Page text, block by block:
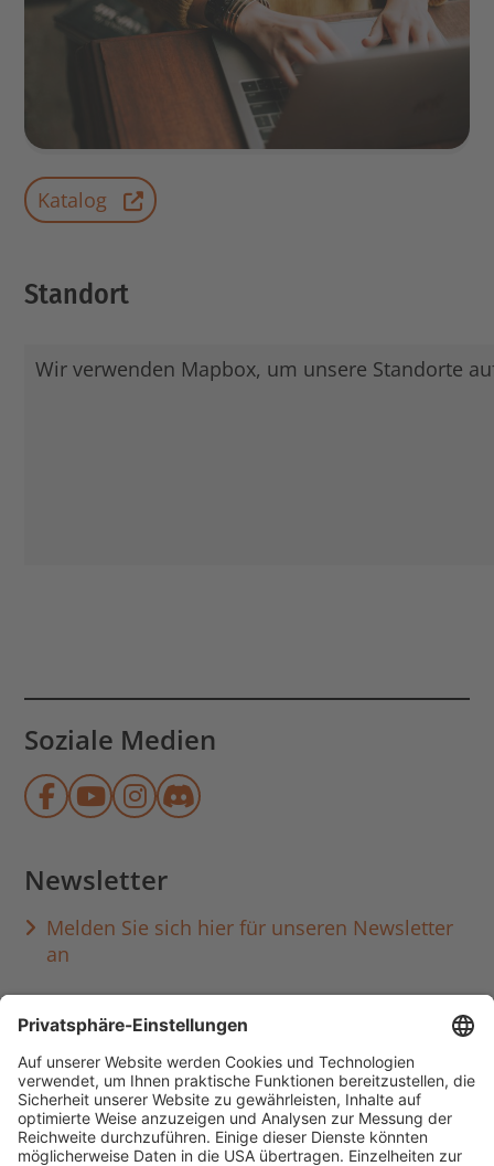
Katalog
Standort
Wir verwenden Mapbox, um unsere Standorte
Soziale Medien
Münchner Stadtbibliothek auf
Münchner Stadtbibliothek auf
Münchner Stadtbibliothek
Münchner
Newsletter
Melden Sie sich hier für unseren Newsletter
an
Häufig aufgerufen
Standorte & Öffnungszeiten
anmelden & ausleihen